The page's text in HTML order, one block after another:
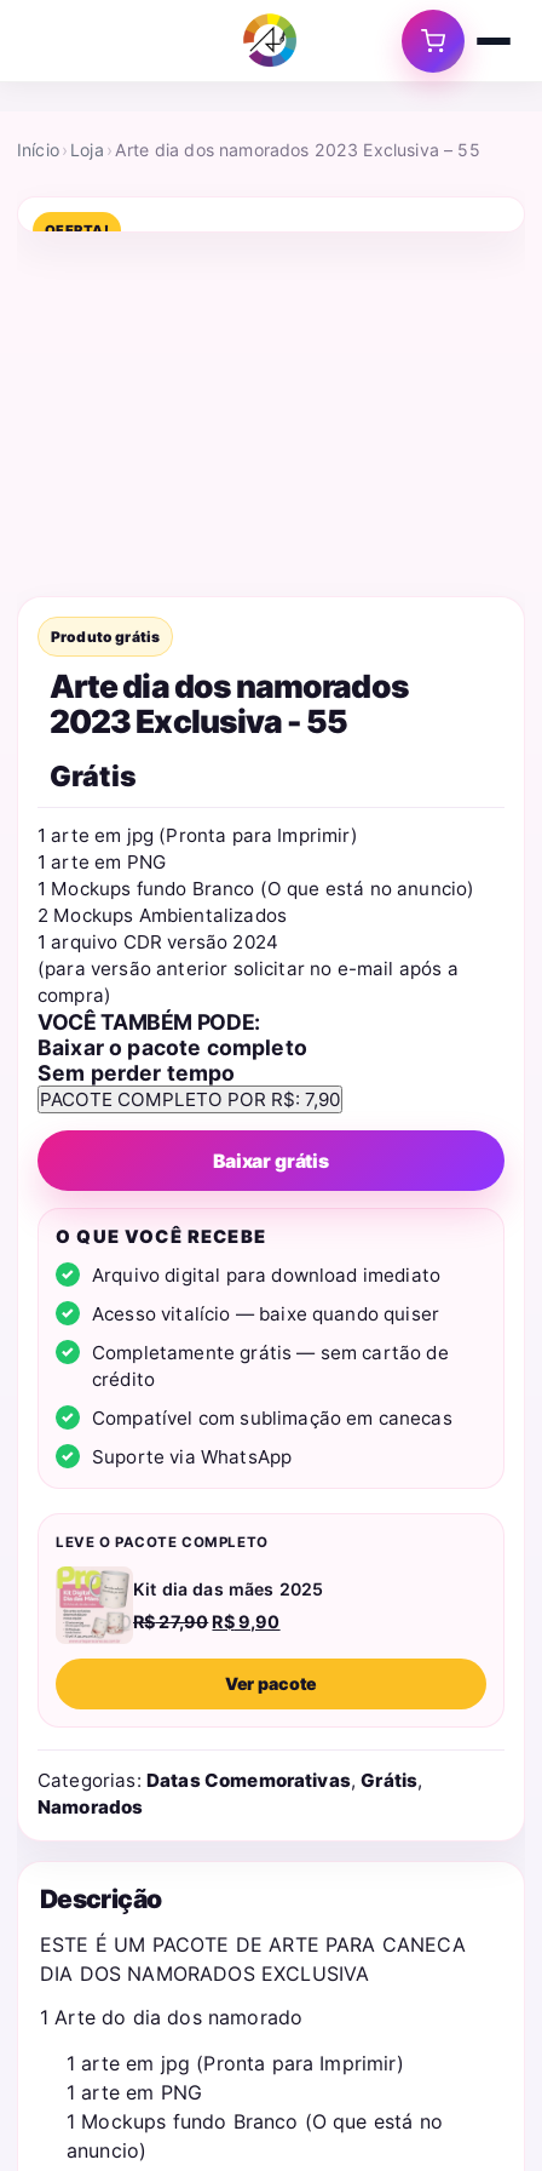
Início› Loja › Arte dia dos namorados 2023 Exclusiva – 55
OFERTA!
Produto grátis
Arte dia dos namorados
2023 Exclusiva - 55
Grátis
1 arte em jpg (Pronta para Imprimir)
1 arte em PNG
1 Mockups fundo Branco (O que está no anuncio)
2 Mockups Ambientalizados
1 arquivo CDR versão 2024
(para versão anterior solicitar no e-mail após a
compra)
VOCÊ TAMBÉM PODE:
Baixar o pacote completo
Sem perder tempo
Baixar grátis
O QUE VOCÊ RECEBE
Arquivo digital para download imediato
Acesso vitalício — baixe quando quiser
Completamente grátis — sem cartão de
crédito
Compatível com sublimação em canecas
Suporte via WhatsApp
LEVE O PACOTE COMPLETO
Kit dia das mães 2025
R$27,90 O
original
R$ 27,90.
R$9,90O
atual
R$ 9,90.
Ver pacote
Categorias: Datas Comemorativas,Grátis,
Namorados
Descrição
ESTE É UM PACOTE DE ARTE PARA CANECA
DIA DOS NAMORADOS EXCLUSIVA
1 Arte do dia dos namorado
1 arte em jpg (Pronta para Imprimir)
1 arte em PNG
1 Mockups fundo Branco (O que está no
anuncio)